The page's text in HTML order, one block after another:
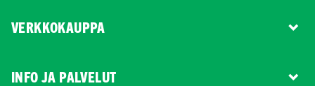
VERKKOKAUPPA
INFO JA PALVELUT